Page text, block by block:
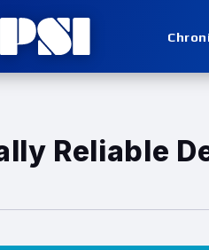
Reliable